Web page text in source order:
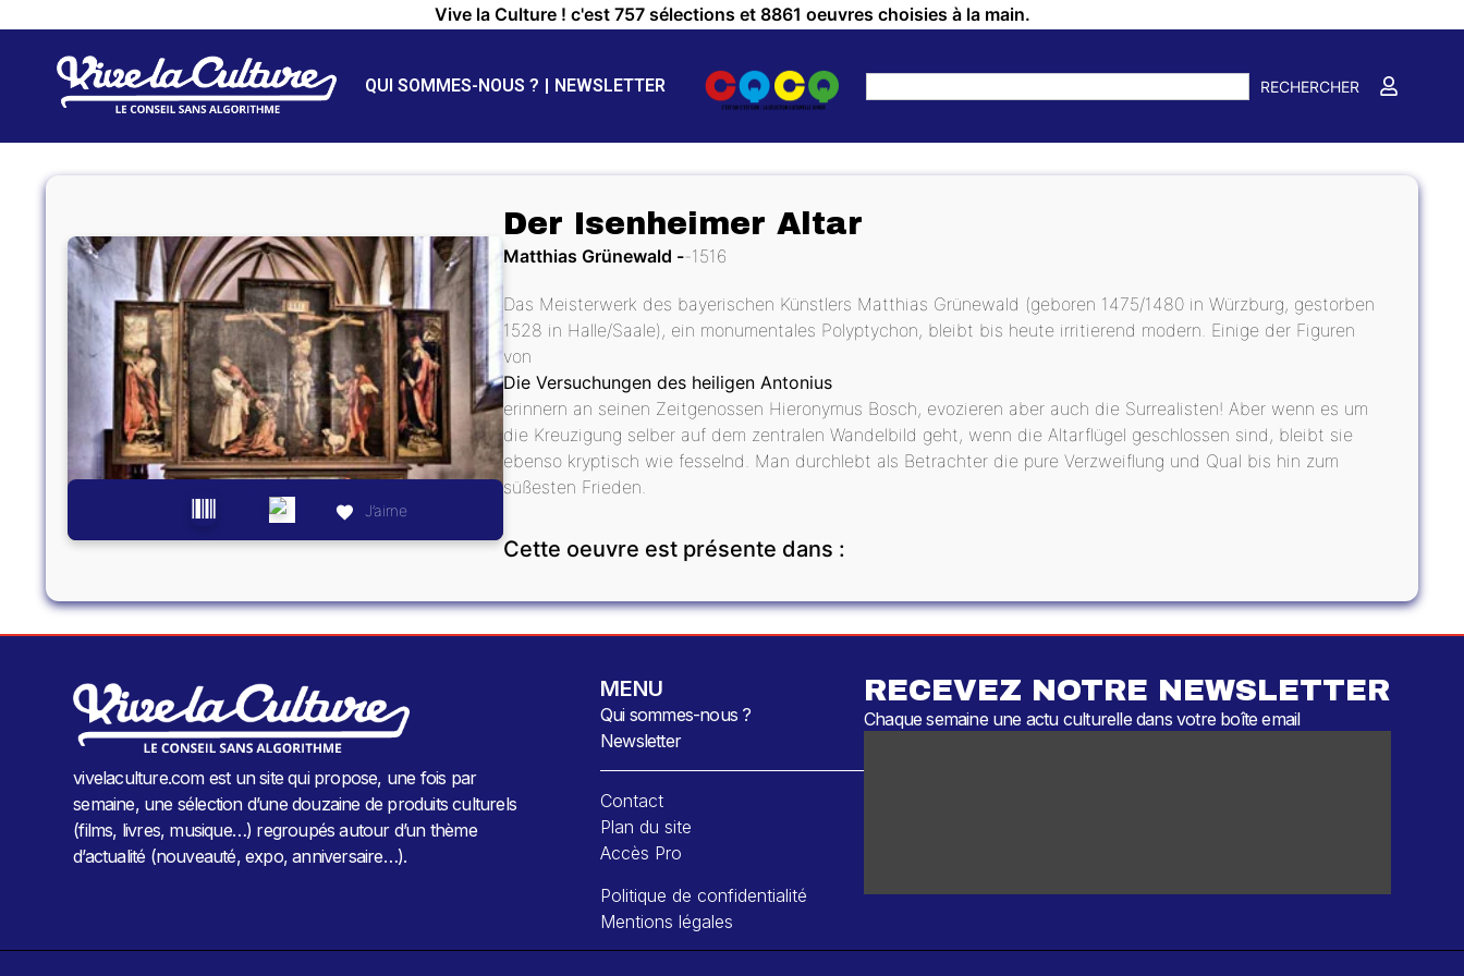
Vive la Culture ! c'est 757 sélections et 8861 oeuvres choisies à la main.
QUI SOMMES-NOUS ? NEWSLETTER RECHERCHER
J’aime
Der Isenheimer Altar
Matthias Grünewald 1516
Das Meisterwerk des bayerischen Künstlers Matthias Grünewald (geboren 1475/1480 in Würzburg, gestorben
1528 in Halle/Saale), ein monumentales Polyptychon, bleibt bis heute irritierend modern. Einige der Figuren
von
Die Versuchungen des heiligen Antonius
erinnern an seinen Zeitgenossen Hieronymus Bosch, evozieren aber auch die Surrealisten! Aber wenn es um
die Kreuzigung selber auf dem zentralen Wandelbild geht, wenn die Altarflügel geschlossen sind, bleibt sie
ebenso kryptisch wie fesselnd. Man durchlebt als Betrachter die pure Verzweiflung und Qual bis hin zum
süßesten Frieden.
Cette oeuvre est présente dans :
vivelaculture.com est un site qui propose, une fois par
semaine, une sélection d’une douzaine de produits culturels
(films, livres, musique…) regroupés autour d’un thème
d’actualité (nouveauté, expo, anniversaire…).
MENU
Qui sommes-nous ?
Newsletter
Contact
Plan du site
Accès Pro
Politique de confidentialité
Mentions légales
RECEVEZ NOTRE NEWSLETTER
Chaque semaine une actu culturelle dans votre boîte email